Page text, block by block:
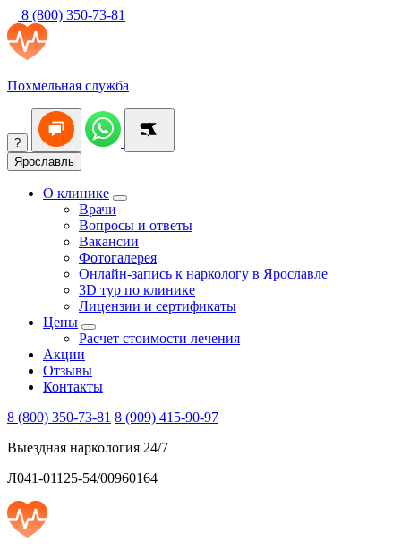
8 (800) 350-73-81
Похмельная служба
?
Ярославль
О клинике
Врачи
Вопросы и ответы
Вакансии
Фотогалерея
Онлайн-запись к наркологу в Ярославле
3D тур по клинике
Лицензии и сертификаты
Цены
Расчет стоимости лечения
Акции
Отзывы
Контакты
8 (800) 350-73-81 8 (909) 415-90-97
Выездная наркология 24/7
Л041-01125-54/00960164